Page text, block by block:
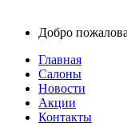
Добро
Главная
Салоны
Новости
Aкции
Контакты